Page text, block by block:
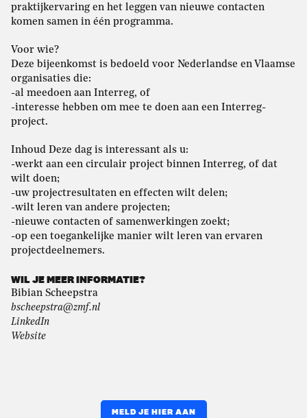
praktijkervaring en het leggen van nieuwe contacten
komen samen in één programma.
Voor wie?
Deze bijeenkomst is bedoeld voor Nederlandse en Vlaamse
organisaties die:
-al meedoen aan Interreg, of
-interesse hebben om mee te doen aan een Interreg-
project.
Inhoud Deze dag is interessant als u:
-werkt aan een circulair project binnen Interreg, of dat
wilt doen;
-uw projectresultaten en effecten wilt delen;
-wilt leren van andere projecten;
-nieuwe contacten of samenwerkingen zoekt;
-op een toegankelijke manier wilt leren van ervaren
projectdeelnemers.
WIL JE MEER INFORMATIE?
Bibian Scheepstra
bscheepstra@zmf.nl
LinkedIn
Website
MELD JE HIER AAN